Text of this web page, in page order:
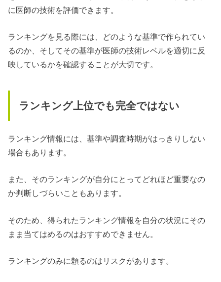
に医師の技術を評価できます。
ランキングを見る際には、どのような基準で作られてい
るのか、そしてその基準が医師の技術レベルを適切に反
映しているかを確認することが大切です。
ランキング上位でも完全ではない
ランキング情報には、基準や調査時期がはっきりしない
場合もあります。
また、そのランキングが自分にとってどれほど重要なの
か判断しづらいこともあります。
そのため、得られたランキング情報を自分の状況にその
まま当てはめるのはおすすめできません。
ランキングのみに頼るのはリスクがあります。